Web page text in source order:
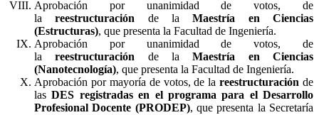
Aprobación por unanimidad de votos, de
lareestructuración de laMaestría en Ciencias
(Estructuras), que presenta la Facultad de Ingeniería.
Aprobación por unanimidad de votos, de
lareestructuración de laMaestría en Ciencias
(Nanotecnología), que presenta la Facultad de Ingeniería.
Aprobación por mayoría de votos, de lareestructuración de
lasDES registradas en el programa para el Desarrollo
Profesional Docente (PRODEP), que presenta la Secretaría